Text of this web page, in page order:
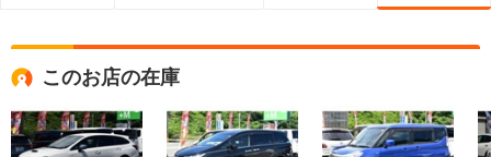
このお店の在庫